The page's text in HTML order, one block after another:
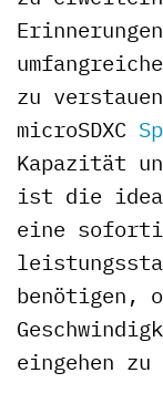
zu
microSDXC
Kapazität
ist die
eine
benötigen,
eingehen zu